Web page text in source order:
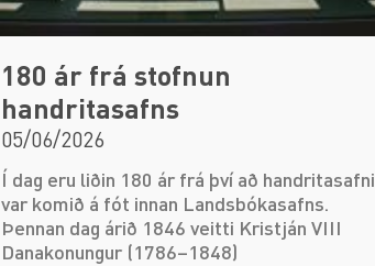
180 ár frá stofnun
handritasafns
05/06/2026
Í dag eru liðin 180 ár frá því að handritasafni
var komið á fót innan Landsbókasafns.
Þennan dag árið 1846 veitti Kristján VIII
Danakonungur (1786–1848)